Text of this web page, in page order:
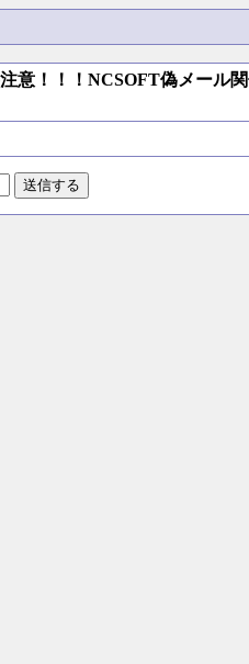
意！！！NCSOFT偽メール